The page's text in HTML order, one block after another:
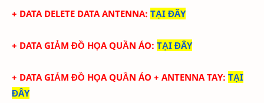
+ DATA DELETE DATA ANTENNA: TẠI ĐÂY
+ DATA GIẢM ĐỒ HỌA QUẦN ÁO: TẠI ĐÂY
+ DATAGIẢM ĐỒ HỌA QUẦN ÁO + ANTENNA TAY: TẠI
ĐÂY